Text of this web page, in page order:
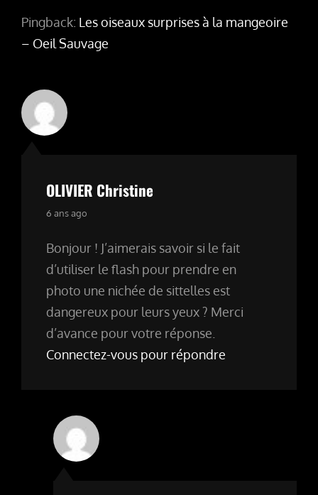
Pingback: Les oiseaux surprises à la mangeoire
– Oeil Sauvage
OLIVIER Christine
says:
6 ans ago
Bonjour ! J’aimerais savoir si le fait
d’utiliser le flash pour prendre en
photo une nichée de sittelles est
dangereux pour leurs yeux ? Merci
d’avance pour votre réponse.
Connectez-vous pour répondre